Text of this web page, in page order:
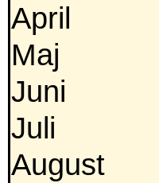
April
Maj
Juni
Juli
August